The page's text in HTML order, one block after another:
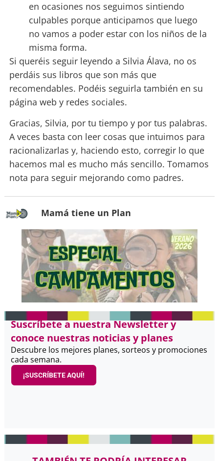
en ocasiones nos seguimos sintiendo
culpables porque anticipamos que luego
no vamos a poder estar con los niños de la
misma forma.
Si queréis seguir leyendo a Silvia Álava, no os
perdáis sus libros que son más que
recomendables. Podéis seguirla también en su
página web y redes sociales.
Gracias, Silvia, por tu tiempo y por tus palabras.
A veces basta con leer cosas que intuimos para
racionalizarlas y, haciendo esto, corregir lo que
hacemos mal es mucho más sencillo. Tomamos
nota para seguir mejorando como padres.
Mamá tiene un Plan
Suscríbete a nuestra Newsletter y
conoce nuestras noticias y planes
Descubre los mejores planes, sorteos y promociones
cada semana.
¡SUSCRÍBETE AQUÍ!